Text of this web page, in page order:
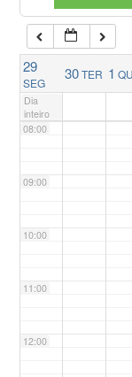
29
SEG
30TER 1
Dia
inteiro
06:00
07:00
08:00
09:00
10:00
11:00
12:00